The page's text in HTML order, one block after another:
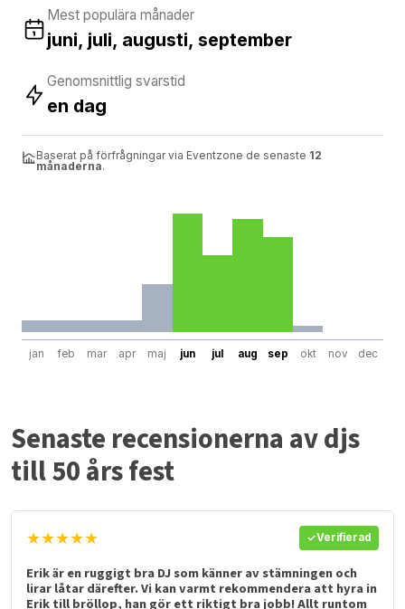
Mest populära månader
juni, juli, augusti, september
Genomsnittlig svarstid
en dag
Baserat på förfrågningar via Eventzone de senaste 12
månaderna.
jan feb mar apr maj jun jul aug sep okt nov dec
Senaste recensionerna av djs
till 50 års fest
★★★★★ Verifierad
Erik är en ruggigt bra DJ som känner av stämningen och
lirar låtar därefter. Vi kan varmt rekommendera att hyra in
Erik till bröllop, han gör ett riktigt bra jobb! Allt runtom